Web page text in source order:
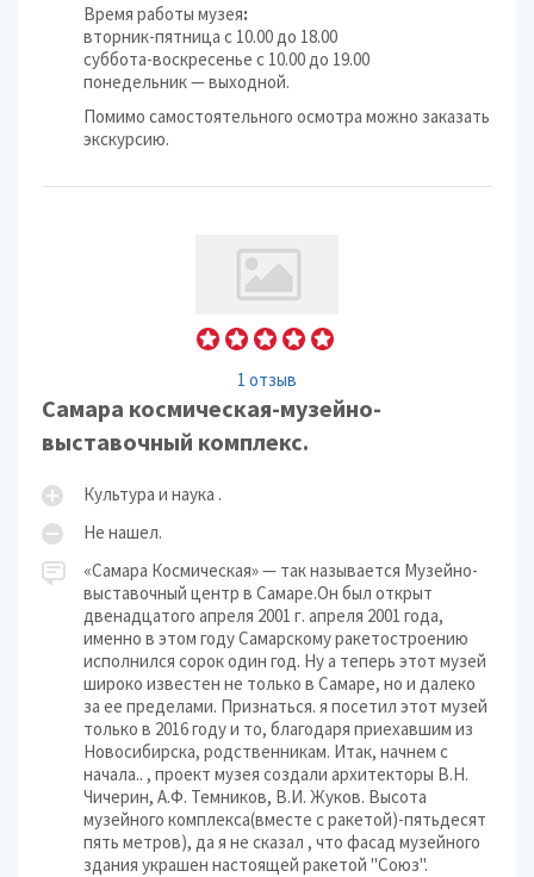
Время работы музея:
вторник-пятница с 10.00 до 18.00
суббота-воскресенье с 10.00 до 19.00
понедельник — выходной.
Помимо самостоятельного осмотра можно заказать
экскурсию.
1 отзыв
Самара космическая-музейно-
выставочный комплекс.
Культура и наука .
Не нашел.
«Самара Космическая» — так называется Музейно-
выставочный центр в Самаре.Он был открыт
двенадцатого апреля 2001 г. апреля 2001 года,
именно в этом году Самарскому ракетостроению
исполнился сорок один год. Ну а теперь этот музей
широко известен не только в Самаре, но и далеко
за ее пределами. Признаться. я посетил этот музей
только в 2016 году и то, благодаря приехавшим из
Новосибирска, родственникам. Итак, начнем с
начала.. , проект музея создали архитекторы В.Н.
Чичерин, А.Ф. Темников, В.И. Жуков. Высота
музейного комплекса(вместе с ракетой)-пятьдесят
пять метров), да я не сказал , что фасад музейного
здания украшен настоящей ракетой "Союз".